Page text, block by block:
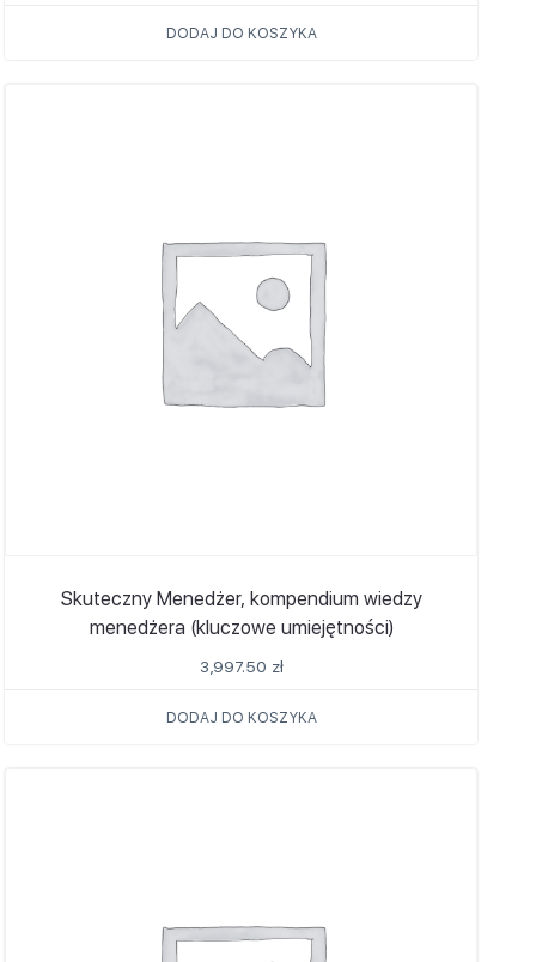
DODAJ DO KOSZYKA
Skuteczny Menedżer, kompendium wiedzy
menedżera (kluczowe umiejętności)
3,997.50 zł
DODAJ DO KOSZYKA